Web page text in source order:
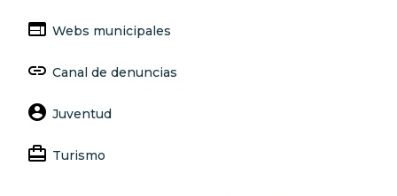
web Webs municipales
link Canal de denuncias
account_circle Juventud
card_travel Turismo